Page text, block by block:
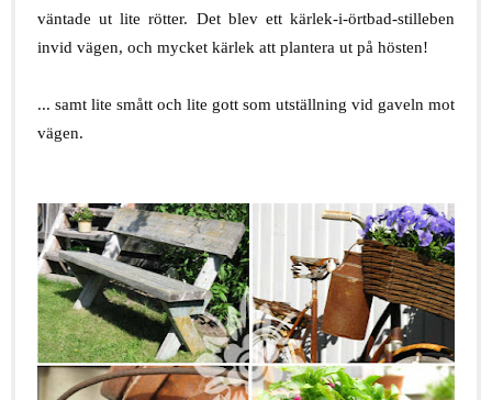
väntade ut lite rötter. Det blev ett kärlek-i-örtbad-stilleben
invid vägen, och mycket kärlek att plantera ut på hösten!
... samt lite smått och lite gott som utställning vid gaveln mot
vägen.